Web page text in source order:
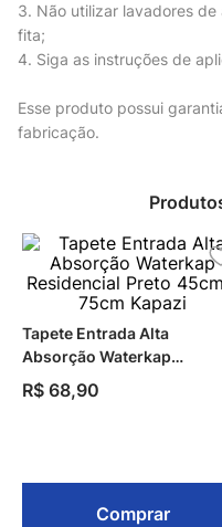
3. Não utilizar lavadores
fita;
4. Siga as instruções de
Esse produto possui
fabricação.
Tapete Entrada Alta
Absorção Waterkap
Residencial Preto 45cm x
75cm Kapazi
R$ 68,90
Comprar